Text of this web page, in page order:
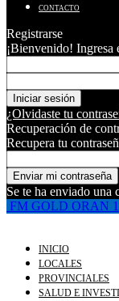
CONTACTO
Registrarse
¡Bienvenido! Ingresa
¿Olvidaste tu
Recuperación de
Recupera tu
Se te ha enviado una
FM GOLD ORAN
INICIO
LOCALES
PROVINCIALES
SALUD E